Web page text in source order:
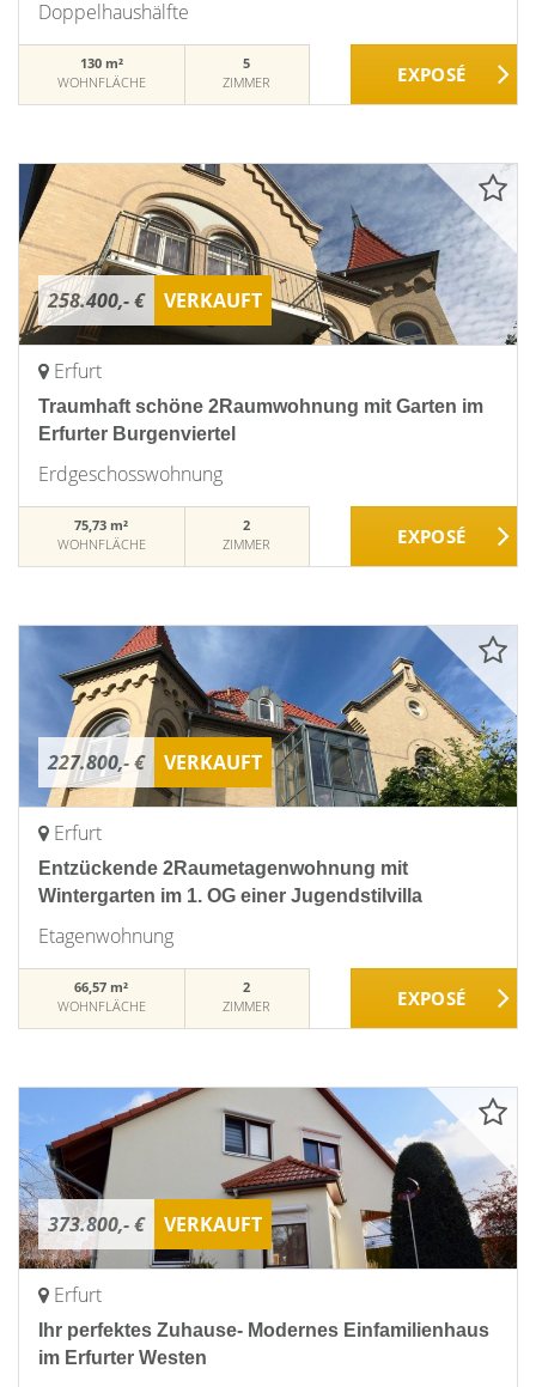
Doppelhaushälfte
130 m²
WOHNFLÄCHE
5
ZIMMER
258.400,- € VERKAUFT
Erfurt
Traumhaft schöne 2Raumwohnung mit Garten im
Erfurter Burgenviertel
Erdgeschosswohnung
75,73 m²
WOHNFLÄCHE
2
ZIMMER
227.800,- € VERKAUFT
Erfurt
Entzückende 2Raumetagenwohnung mit
Wintergarten im 1. OG einer Jugendstilvilla
Etagenwohnung
66,57 m²
WOHNFLÄCHE
2
ZIMMER
373.800,- € VERKAUFT
Erfurt
Ihr perfektes Zuhause- Modernes Einfamilienhaus
im Erfurter Westen